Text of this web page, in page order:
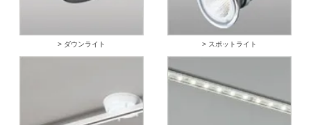
> ダウンライト > スポットライト